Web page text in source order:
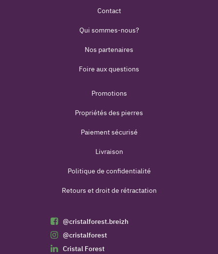
Contact
Qui sommes-nous?
Nos partenaires
Foire aux questions
Promotions
Propriétés des pierres
Paiement sécurisé
Livraison
Politique de confidentialité
Retours et droit de rétractation
@cristalforest.breizh
@cristalforest
Cristal Forest